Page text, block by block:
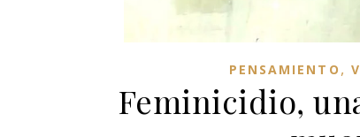
PENSAMIENTO ,
Feminicidio,